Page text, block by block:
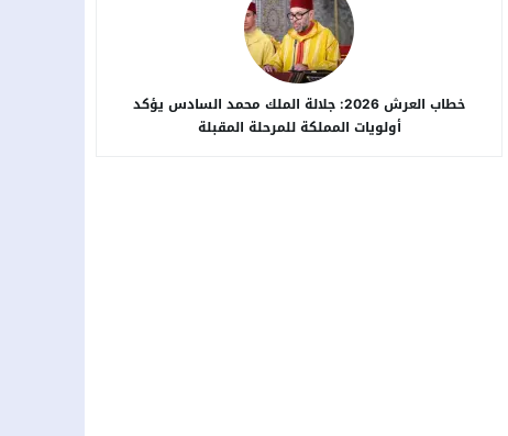
خطاب العرش 2026: جلالة الملك محمد السادس يؤكد
أولويات المملكة للمرحلة المقبلة